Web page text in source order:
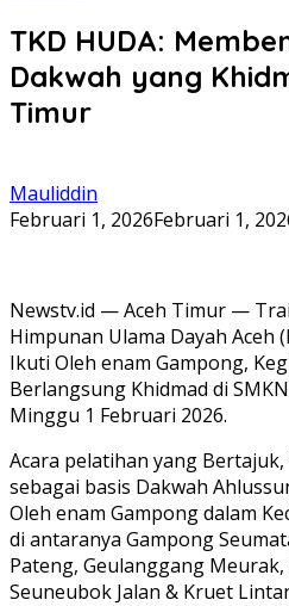
TKD HUDA:
Dakwah yang
Timur
Mauliddin
Februari 1, 2026Februari 1,
Newstv.id — Aceh Timur —
Himpunan Ulama Dayah Aceh
Ikuti Oleh enam Gampong,
Berlangsung Khidmad di
Minggu 1 Februari 2026.
Acara pelatihan yang
sebagai basis Dakwah
Oleh enam Gampong dalam
di antaranya Gampong
Pateng, Geulanggang
Seuneubok Jalan & Kruet